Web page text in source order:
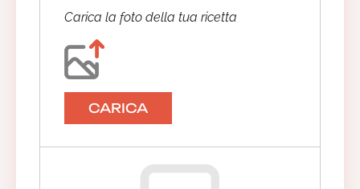
Carica la foto della tua ricetta
CARICA